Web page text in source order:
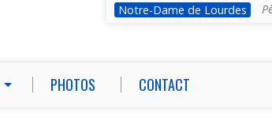
Notre-Dame de Lourdes
PHOTOS CONTACT